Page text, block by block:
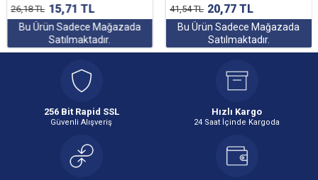
26,18TL 15,71 TL
Bu Ürün Sadece Mağazada
Satılmaktadır.
41,54TL 20,77TL
Bu Ürün Sadece Mağazada
Satılmaktadır.
256 Bit Rapid SSL
Güvenli Alışveriş
Hızlı Kargo
24 Saat İçinde Kargoda